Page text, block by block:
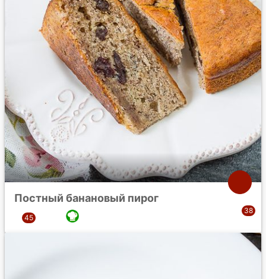
Постный банановый пирог